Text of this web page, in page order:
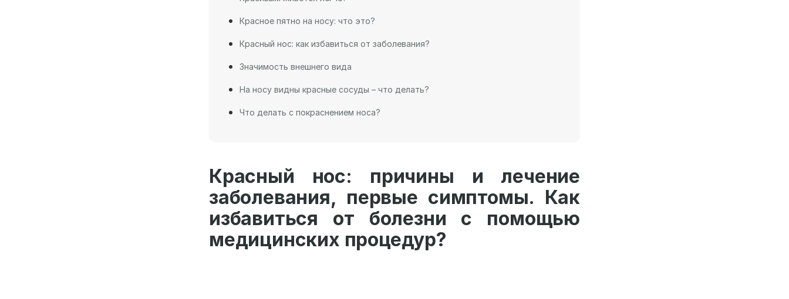
Красное пятно на носу: что это?
Красный нос: как избавиться от заболевания?
Значимость внешнего вида
На носу видны красные сосуды – что делать?
Что делать с покраснением носа?
Красный нос: причины и лечение
заболевания, первые симптомы. Как
избавиться от болезни с помощью
медицинских процедур?